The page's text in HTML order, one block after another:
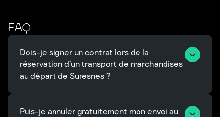
FAQ
Dois-je signer un contrat lors de la
réservation d’un transport de marchandises
au départ de Suresnes ?
Puis-je annuler gratuitement mon envoi au